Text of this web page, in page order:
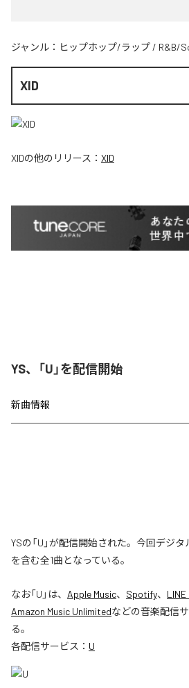
ジャンル： ヒップホップ/ラップ / R&B/
XID
XIDの他のリリース： XID
YS、「U」を配信開始
新曲情報
YSの「U」が配信開始された。今回デジタ
を含む全1曲となっている。
なお「U 」は、 Apple Music、 Spotify、 LINE
Amazon Music Unlimitedなどの音楽配信
る。
各配信サービス： U